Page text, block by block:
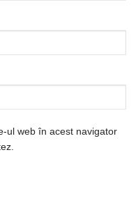
ul web în acest navigator